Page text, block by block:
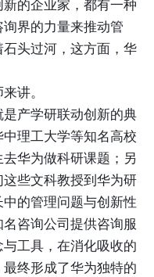
的企业家，都有一种
界的力量来推动管
头过河，这方面，华
讲。
产学研联动创新的典
理工大学等知名高校
华为做科研课题；另
些文科教授到华为研
的管理问题与创新性
咨询公司提供咨询服
工具，在消化吸收的
终形成了华为独特的